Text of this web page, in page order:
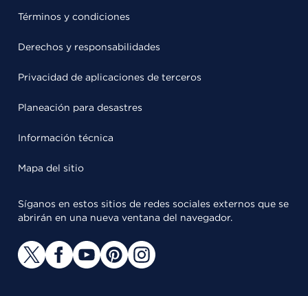
Términos y condiciones
Derechos y responsabilidades
Privacidad de aplicaciones de terceros
Planeación para desastres
Información técnica
Mapa del sitio
Síganos en estos sitios de redes sociales externos que se
abrirán en una nueva ventana del navegador.